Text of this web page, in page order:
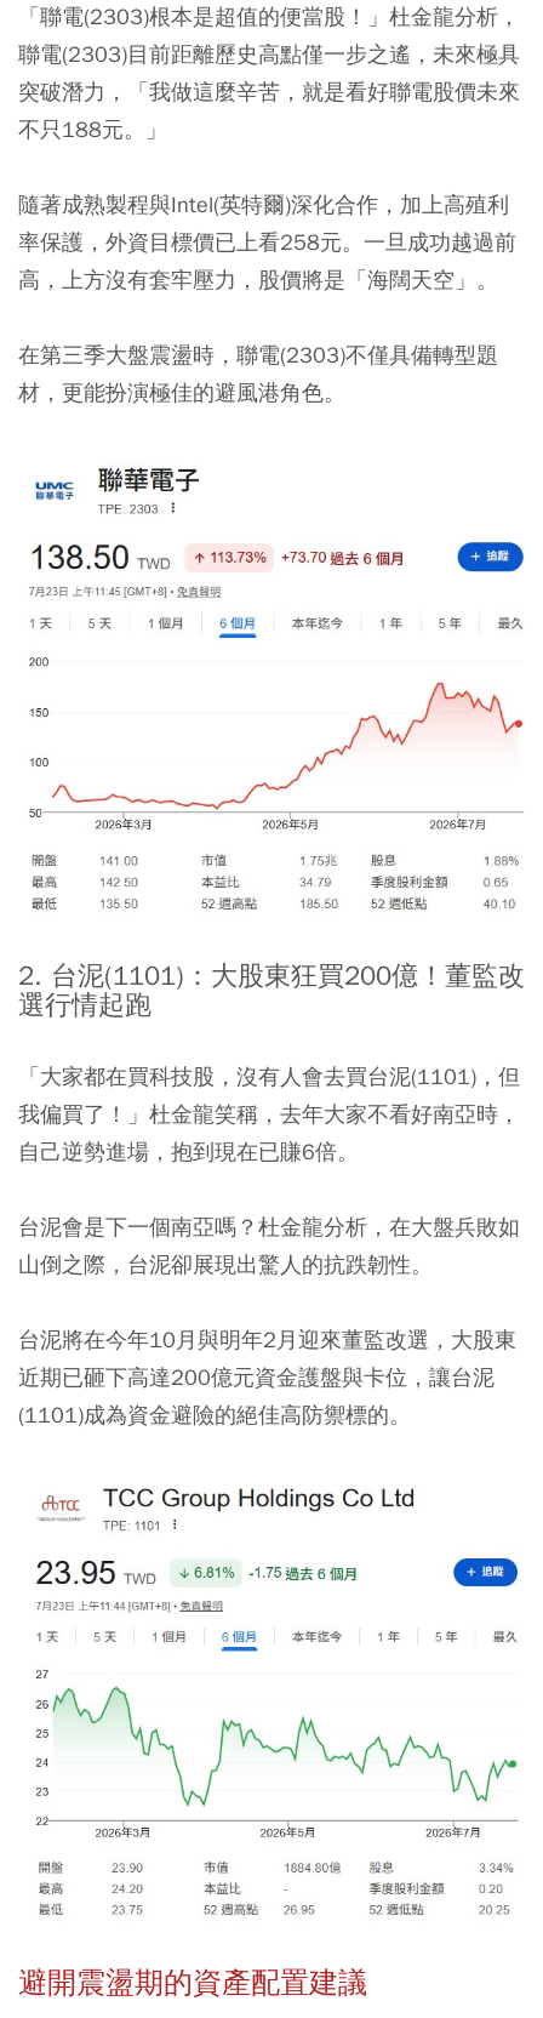
「聯電(2303)根本是超值的便當股！」杜金龍分析，
聯電(2303)目前距離歷史高點僅一步之遙，未來極具
突破潛力，「我做這麼辛苦，就是看好聯電股價未來
不只188元。」
隨著成熟製程與Intel(英特爾)深化合作，加上高殖利
率保護， 外資目標價已上看258元。 一旦成功越過前
高，上方沒有套牢壓力，股價將是「海闊天空」。
在第三季大盤震盪時，聯電(2303)不僅具備轉型題
材，更能扮演極佳的避風港角色。
2. 台泥(1101)：大股東狂買200億！董監改
選行情起跑
「大家都在買科技股，沒有人會去買台泥(1101)，但
我偏買了！」杜金龍笑稱，去年大家不看好南亞時，
自己逆勢進場，抱到現在已賺6倍。
台泥會是下一個南亞嗎？杜金龍分析，在大盤兵敗如
山倒之際，台泥卻展現出驚人的抗跌韌性。
台泥將在今年10月與明年2月迎來董監改選，大股東
近期已砸下高達200億元資金護盤與卡位，讓台泥
(1101)成為資金避險的絕佳高防禦標的。
避開震盪期的資產配置建議